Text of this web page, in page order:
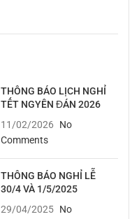
THÔNG BÁO LỊCH NGHỈ
TẾT NGYÊN ĐÁN 2026
11/02/2026
No
Comments
THÔNG BÁO NGHỈ LỄ
30/4 VÀ 1/5/2025
29/04/2025 No